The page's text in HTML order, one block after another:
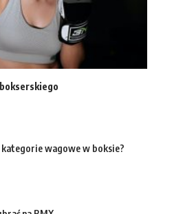
kategorie wagowe w boksie?